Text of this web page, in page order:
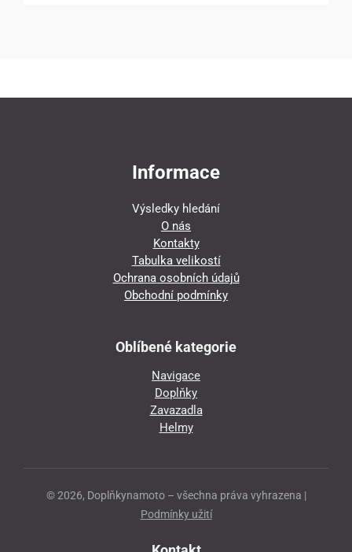
Informace
Výsledky hledání
O nás
Kontakty
Tabulka velikostí
Ochrana osobních údajů
Obchodní podmínky
Oblíbené kategorie
Navigace
Doplňky
Zavazadla
Helmy
© 2026, Doplňkynamoto – všechna práva vyhrazena |
Podmínky užití